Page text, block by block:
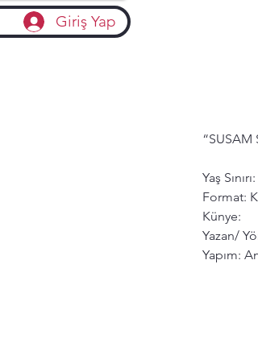
“SUSAM
Yaş
Format:
Künye:
Yazan/
Yapım:
Giriş Yap